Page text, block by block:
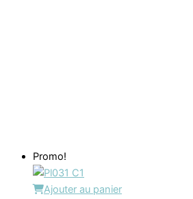
Promo!
Ajouter au panier